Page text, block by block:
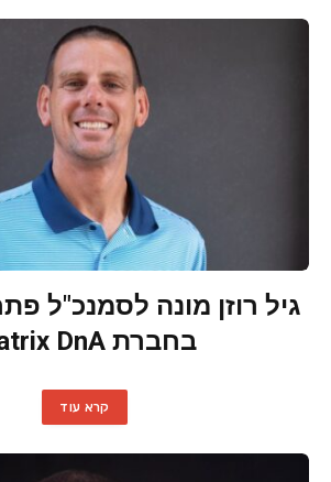
גיל רוזן מונה לסמנכ"ל
בחברת matrix DnA
קרא עוד